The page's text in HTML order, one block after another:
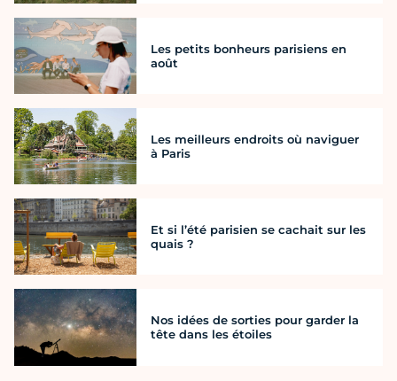
Les petits bonheurs parisiens en
août
Les meilleurs endroits où naviguer
à Paris
Et si l’été parisien se cachait sur les
quais ?
Nos idées de sorties pour garder la
tête dans les étoiles